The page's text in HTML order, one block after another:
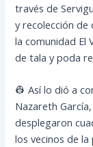
través de
y recolección de
la comunidad El
de tala y poda
👷 Así lo dió a
Nazareth
desplegaron
los vecinos de